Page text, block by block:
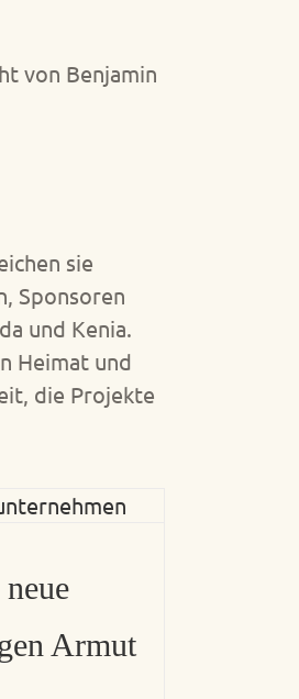
von Benjamin
sie
Sponsoren
und Kenia.
Heimat und
die Projekte
Armut